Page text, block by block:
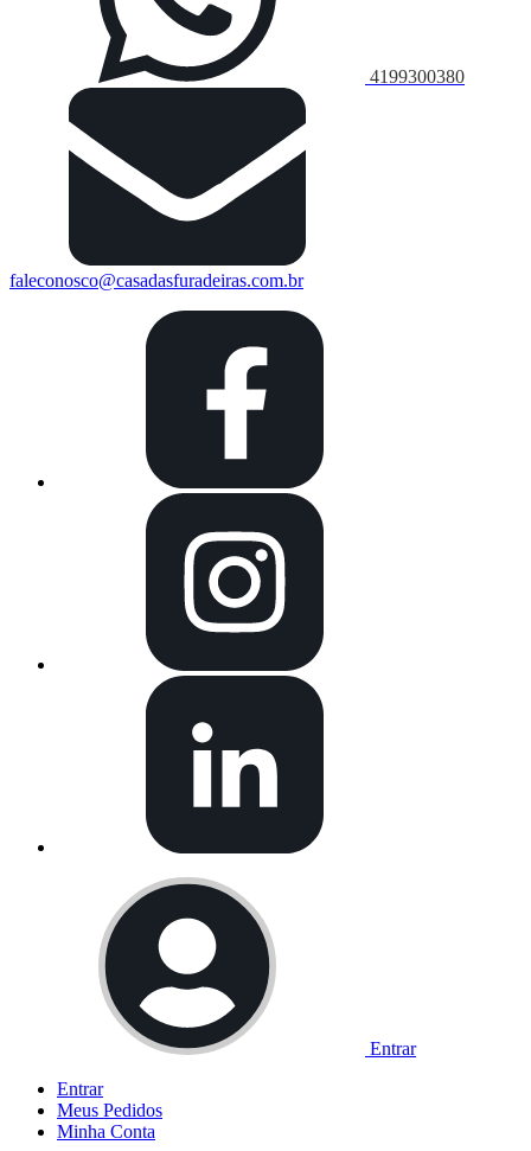
4199300380
faleconosco@casadasfuradeiras.com.br
Entrar
Entrar
Meus Pedidos
Minha Conta